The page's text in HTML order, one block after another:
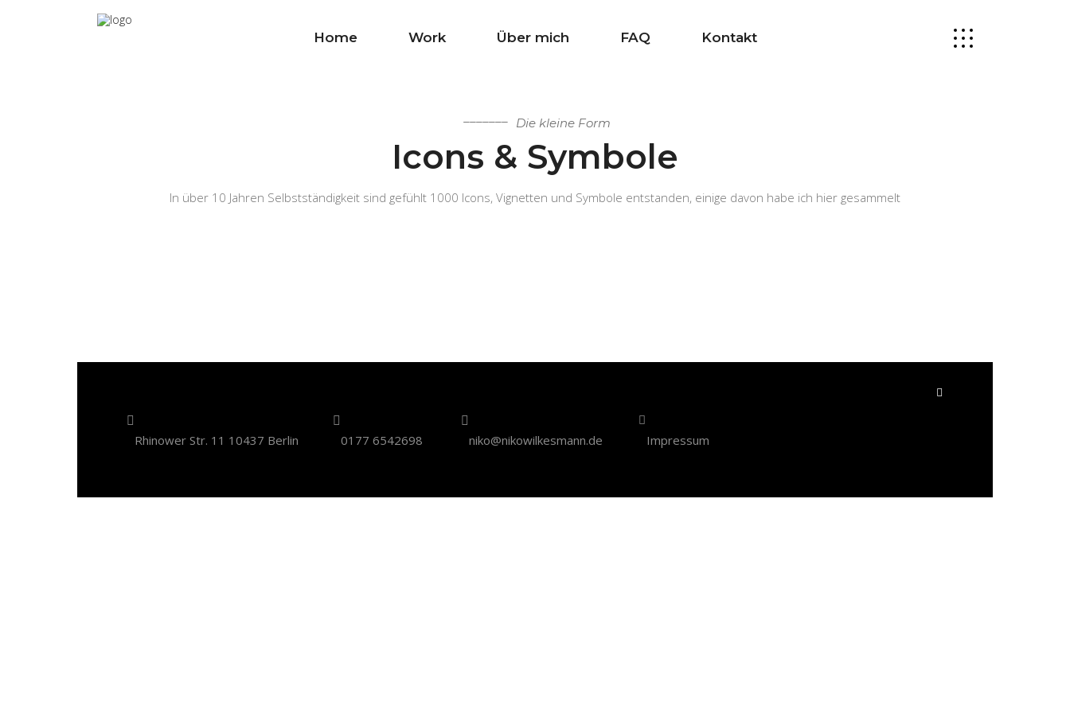
Home Work Über mich FAQ Kontakt
Die kleine Form
Icons & Symbole
In über 10 Jahren Selbstständigkeit sind gefühlt 1000 Icons, Vignetten und Symbole entstanden, einige davon habe ich hier gesammelt
Rhinower Str. 11 10437 Berlin 0177 6542698 niko@nikowilkesmann.de Impressum